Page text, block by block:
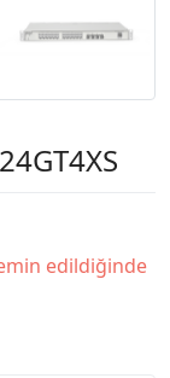
edildiğinde